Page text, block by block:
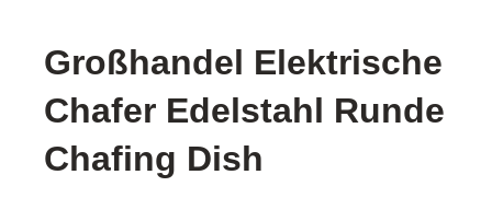
Großhandel Elektrische
Chafer Edelstahl Runde
Chafing Dish